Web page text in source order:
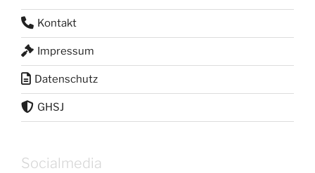
Kontakt
Impressum
Datenschutz
GHSJ
Socialmedia